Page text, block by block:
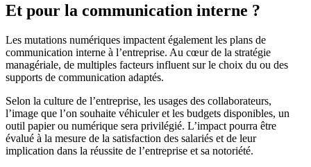
Et pour la communication interne ?
Les mutations numériques impactent également les plans de
communication interne à l’entreprise. Au cœur de la stratégie
managériale, de multiples facteurs influent sur le choix du ou des
supports de communication adaptés.
Selon la culture de l’entreprise, les usages des collaborateurs,
l’image que l’on souhaite véhiculer et les budgets disponibles, un
outil papier ou numérique sera privilégié. L’impact pourra être
évalué à la mesure de la satisfaction des salariés et de leur
implication dans la réussite de l’entreprise et sa notoriété.